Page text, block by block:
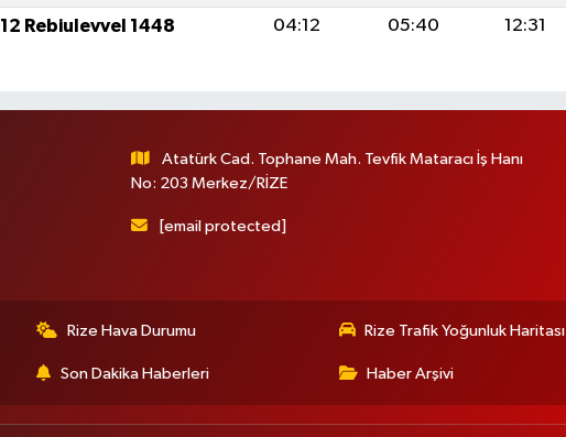
12 Rebiulevvel 1448 04:12 05:40 12:31
Atatürk Cad. Tophane Mah. Tevfik Mataracı İş Hanı
No: 203 Merkez/RİZE
[email protected]
Rize Hava Durumu Rize Trafik Yoğunluk Haritası
Son Dakika Haberleri Haber Arşivi